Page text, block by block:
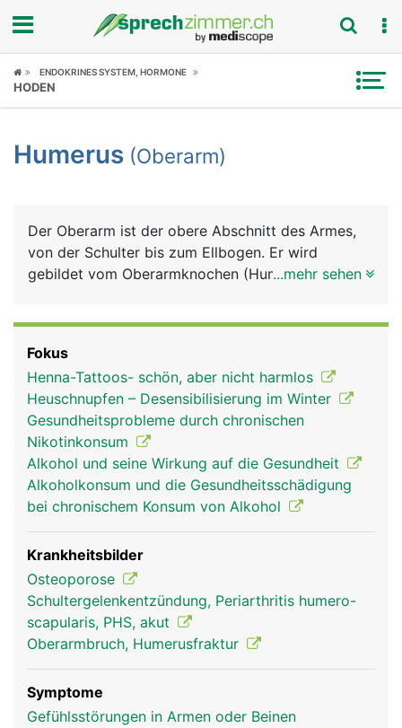
Fokus
Symptome
News
Rubriken
ENDOKRINES SYSTEM, HORMONE
HODEN
Humerus (Oberarm)
Der Oberarm ist der obere Abschnitt des Armes,
von der Schulter bis zum Ellbogen. Er wird
gebildet vom Oberarmknochen (Humerus), der von
Unterarm. Die wichtigsten sind der Bizeps auf der
Vorderseite und der Trizeps auf der Hinterseite,
die den Unterarm beugen und strecken.
Humerus Frau Humerus Mann
...mehr sehen
Fokus
Henna-Tattoos- schön, aber nicht harmlos
Heuschnupfen – Desensibilisierung im Winter
Gesundheitsprobleme durch chronischen
Nikotinkonsum
Alkohol und seine Wirkung auf die Gesundheit
Alkoholkonsum und die Gesundheitsschädigung
bei chronischem Konsum von Alkohol
Krankheitsbilder
Osteoporose
Schultergelenkentzündung, Periarthritis humero-
scapularis, PHS, akut
Oberarmbruch, Humerusfraktur
Symptome
Gefühlsstörungen in Armen oder Beinen